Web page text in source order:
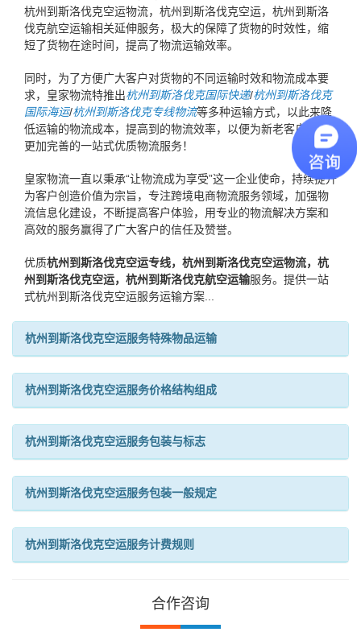
杭州到斯洛伐克空运物流，杭州到斯洛伐克空运，杭州到斯洛
伐克航空运输相关延伸服务，极大的保障了货物的时效性，缩
短了货物在途时间，提高了物流运输效率。
同时，为了方便广大客户对货物的不同运输时效和物流成本要
求，皇家物流特推出杭州到斯洛伐克国际快递/杭州到斯洛伐克
国际海运/杭州到斯洛伐克专线物流等多种运输方式，以此来降
低运输的物流成本，提高到的物流效率，以便为新老客户提供
更加完善的一站式优质物流服务！
皇家物流一直以秉承“让物流成为享受”这一企业使命，持续提升
为客户创造价值为宗旨，专注跨境电商物流服务领域，加强物
流信息化建设，不断提高客户体验，用专业的物流解决方案和
高效的服务赢得了广大客户的信任及赞誉。
优质杭州到斯洛伐克空运专线，杭州到斯洛伐克空运物流，杭
州到斯洛伐克空运，杭州到斯洛伐克航空运输服务。提供一站
式杭州到斯洛伐克空运服务运输方案...
杭州到斯洛伐克空运服务特殊物品运输
杭州到斯洛伐克空运服务价格结构组成
杭州到斯洛伐克空运服务包装与标志
杭州到斯洛伐克空运服务包装一般规定
杭州到斯洛伐克空运服务计费规则
合作咨询